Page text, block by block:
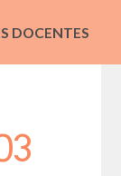
DOCENTES